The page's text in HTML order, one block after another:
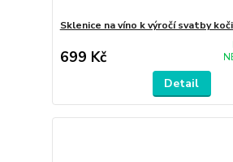
Sklenice na víno k výročí svatby
699 Kč
Detail